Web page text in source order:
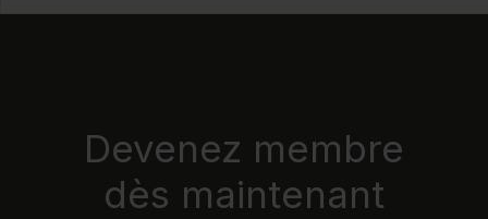
Devenez membre
dès maintenant